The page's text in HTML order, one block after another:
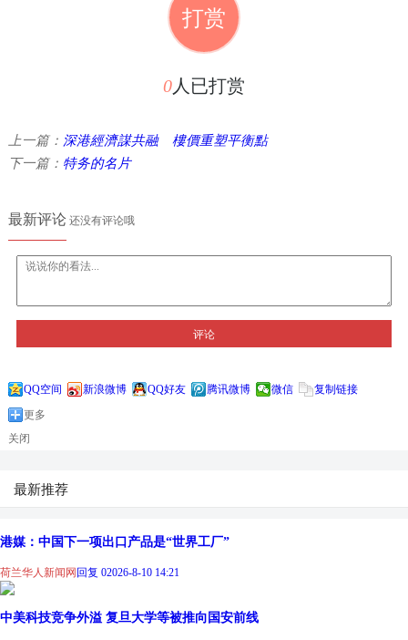
打赏
0人已打赏
上一篇： 深港經濟謀共融 樓價重塑平衡點
下一篇： 特务的名片
最新评论还没有评论哦
评论
QQ空间 新浪微博 QQ好友 腾讯微博 微信
复制链接
更多
关闭
最新推荐
港媒：中国下一项出口产品是“世界工厂”
荷兰华人新闻网回复 02026-8-10 14:21
中美科技竞争外溢 复旦大学等被推向国安前线